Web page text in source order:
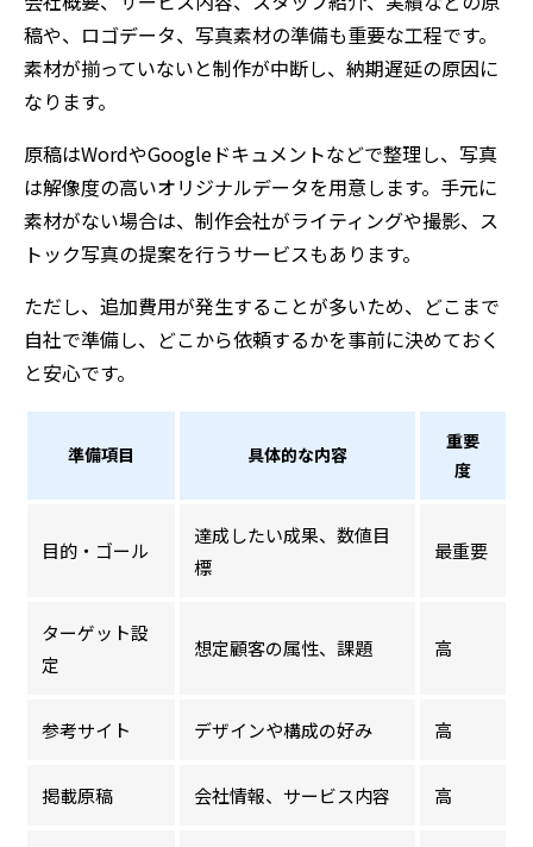
稿や、ロゴデータ、写真素材の準備も重要な工程です。
素材が揃っていないと制作が中断し、納期遅延の原因に
なります。
原稿はWordやGoogleドキュメントなどで整理し、写真
は解像度の高いオリジナルデータを用意します。手元に
素材がない場合は、制作会社がライティングや撮影、ス
トック写真の提案を行うサービスもあります。
ただし、追加費用が発生することが多いため、どこまで
自社で準備し、どこから依頼するかを事前に決めておく
と安心です。
準備項目 具体的な内容
重要
度
目的・ゴール
達成したい成果、数値目
標
最重要
ターゲット設
定
想定顧客の属性、課題 高
参考サイト デザインや構成の好み 高
掲載原稿 会社情報、サービス内容 高